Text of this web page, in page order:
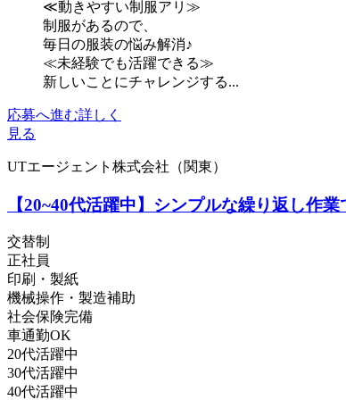
≪動きやすい制服アリ≫
制服があるので、
毎日の服装の悩み解消♪
≪未経験でも活躍できる≫
新しいことにチャレンジする...
応募へ進む詳しく
見る
UTエージェント株式会社（関東）
【20~40代活躍中】シンプルな繰り返し作
交替制
正社員
印刷・製紙
機械操作・製造補助
社会保険完備
車通勤OK
20代活躍中
30代活躍中
40代活躍中